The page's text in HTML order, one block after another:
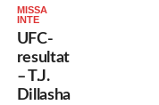
MISSA
INTE
UFC-
resultat
– T.J.
Dillashaw